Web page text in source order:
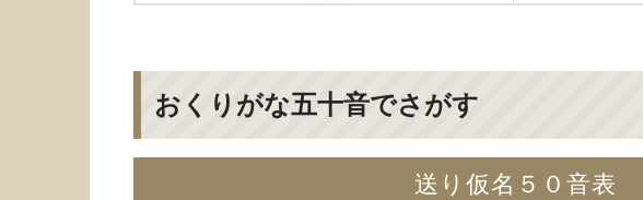
おくりがな五十音でさがす
送り仮名５０音表